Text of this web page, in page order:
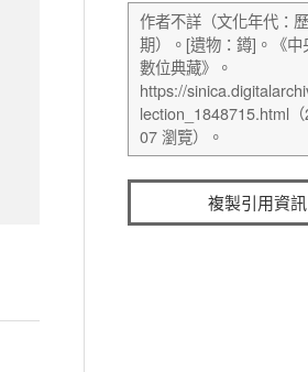
複製引用資訊